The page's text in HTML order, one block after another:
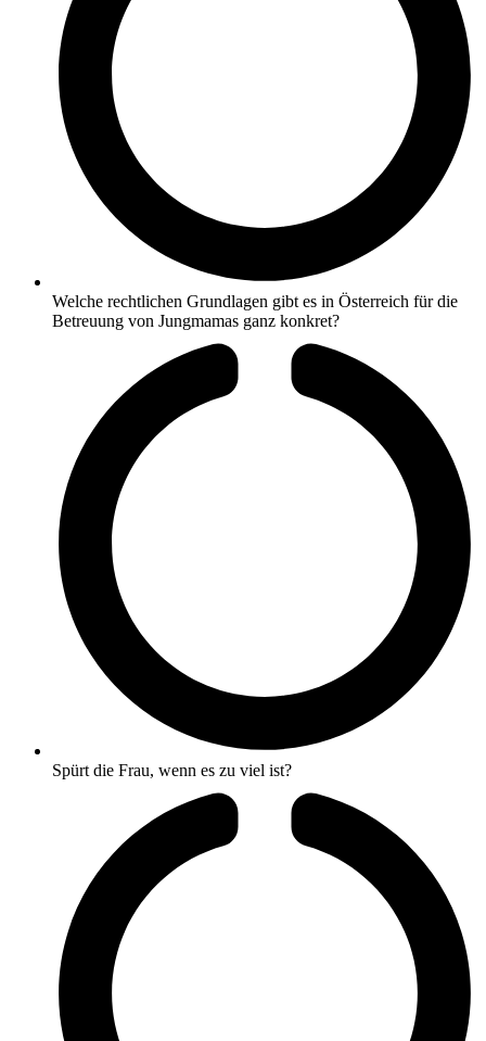
Welche rechtlichen Grundlagen gibt es in Österreich für die
Betreuung von Jungmamas ganz konkret?
Spürt die Frau, wenn es zu viel ist?